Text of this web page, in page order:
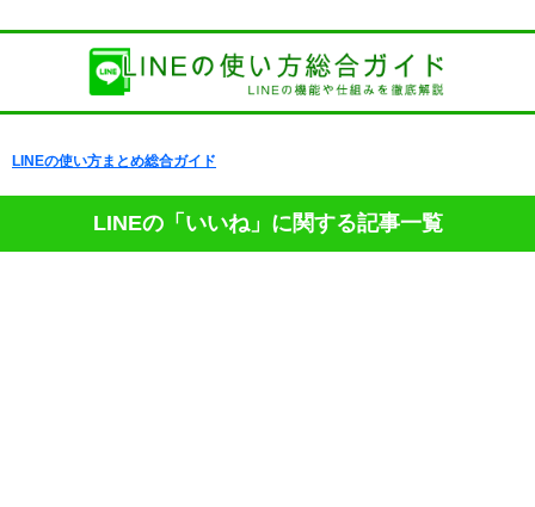
LINEの使い方まとめ総合ガイド
LINEの「いいね」に関する記事一覧